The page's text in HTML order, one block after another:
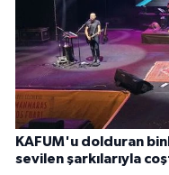
KAFUM'u dolduran
sevilen şarkılarıyla